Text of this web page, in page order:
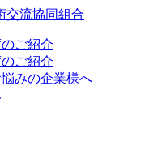
ご紹介
ご紹介
みの企業様へ